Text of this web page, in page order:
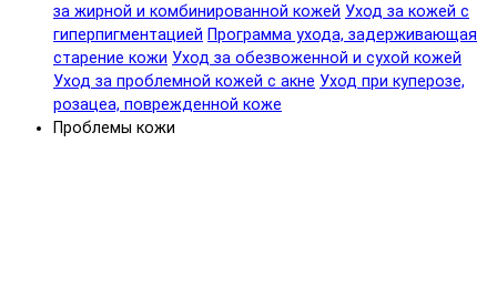
за жирной и комбинированной кожей Уход за кожей с
гиперпигментацией Программа ухода, задерживающая
старение кожи Уход за обезвоженной и сухой кожей
Уход за проблемной кожей с акне Уход при куперозе,
розацеа, поврежденной коже
Проблемы кожи